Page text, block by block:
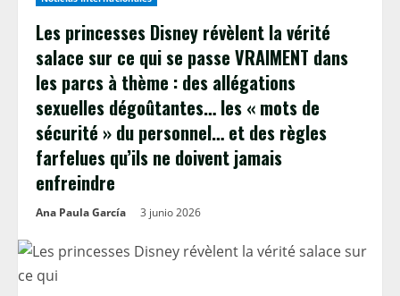
Les princesses Disney révèlent la vérité
salace sur ce qui se passe VRAIMENT dans
les parcs à thème : des allégations
sexuelles dégoûtantes… les « mots de
sécurité » du personnel… et des règles
farfelues qu’ils ne doivent jamais
enfreindre
Ana Paula García 3 junio 2026